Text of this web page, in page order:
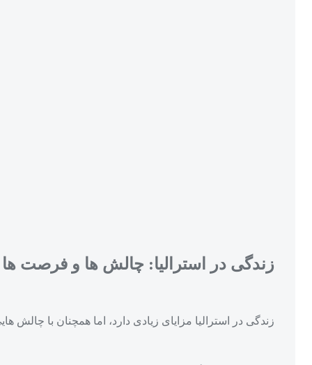
زندگی در استرالیا: چالش‌ ها و فرصت‌ ها
زندگی در استرالیا مزایای زیادی دارد، اما همچنان با چالش‌